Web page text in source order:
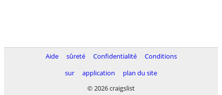
Aide sûreté Confidentialité
Conditions
sur
application
plan du site
© 2026 craigslist